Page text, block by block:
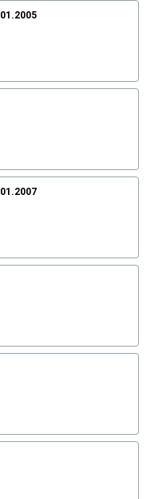
01.2005
01.2007